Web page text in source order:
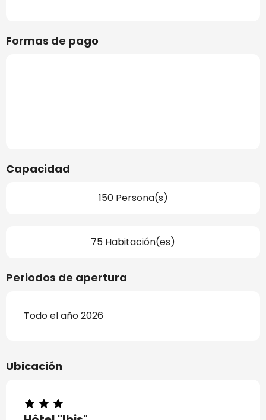
Formas de pago
Capacidad
150 Persona(s)
75 Habitación(es)
Periodos de apertura
Todo el año 2026
Ubicación